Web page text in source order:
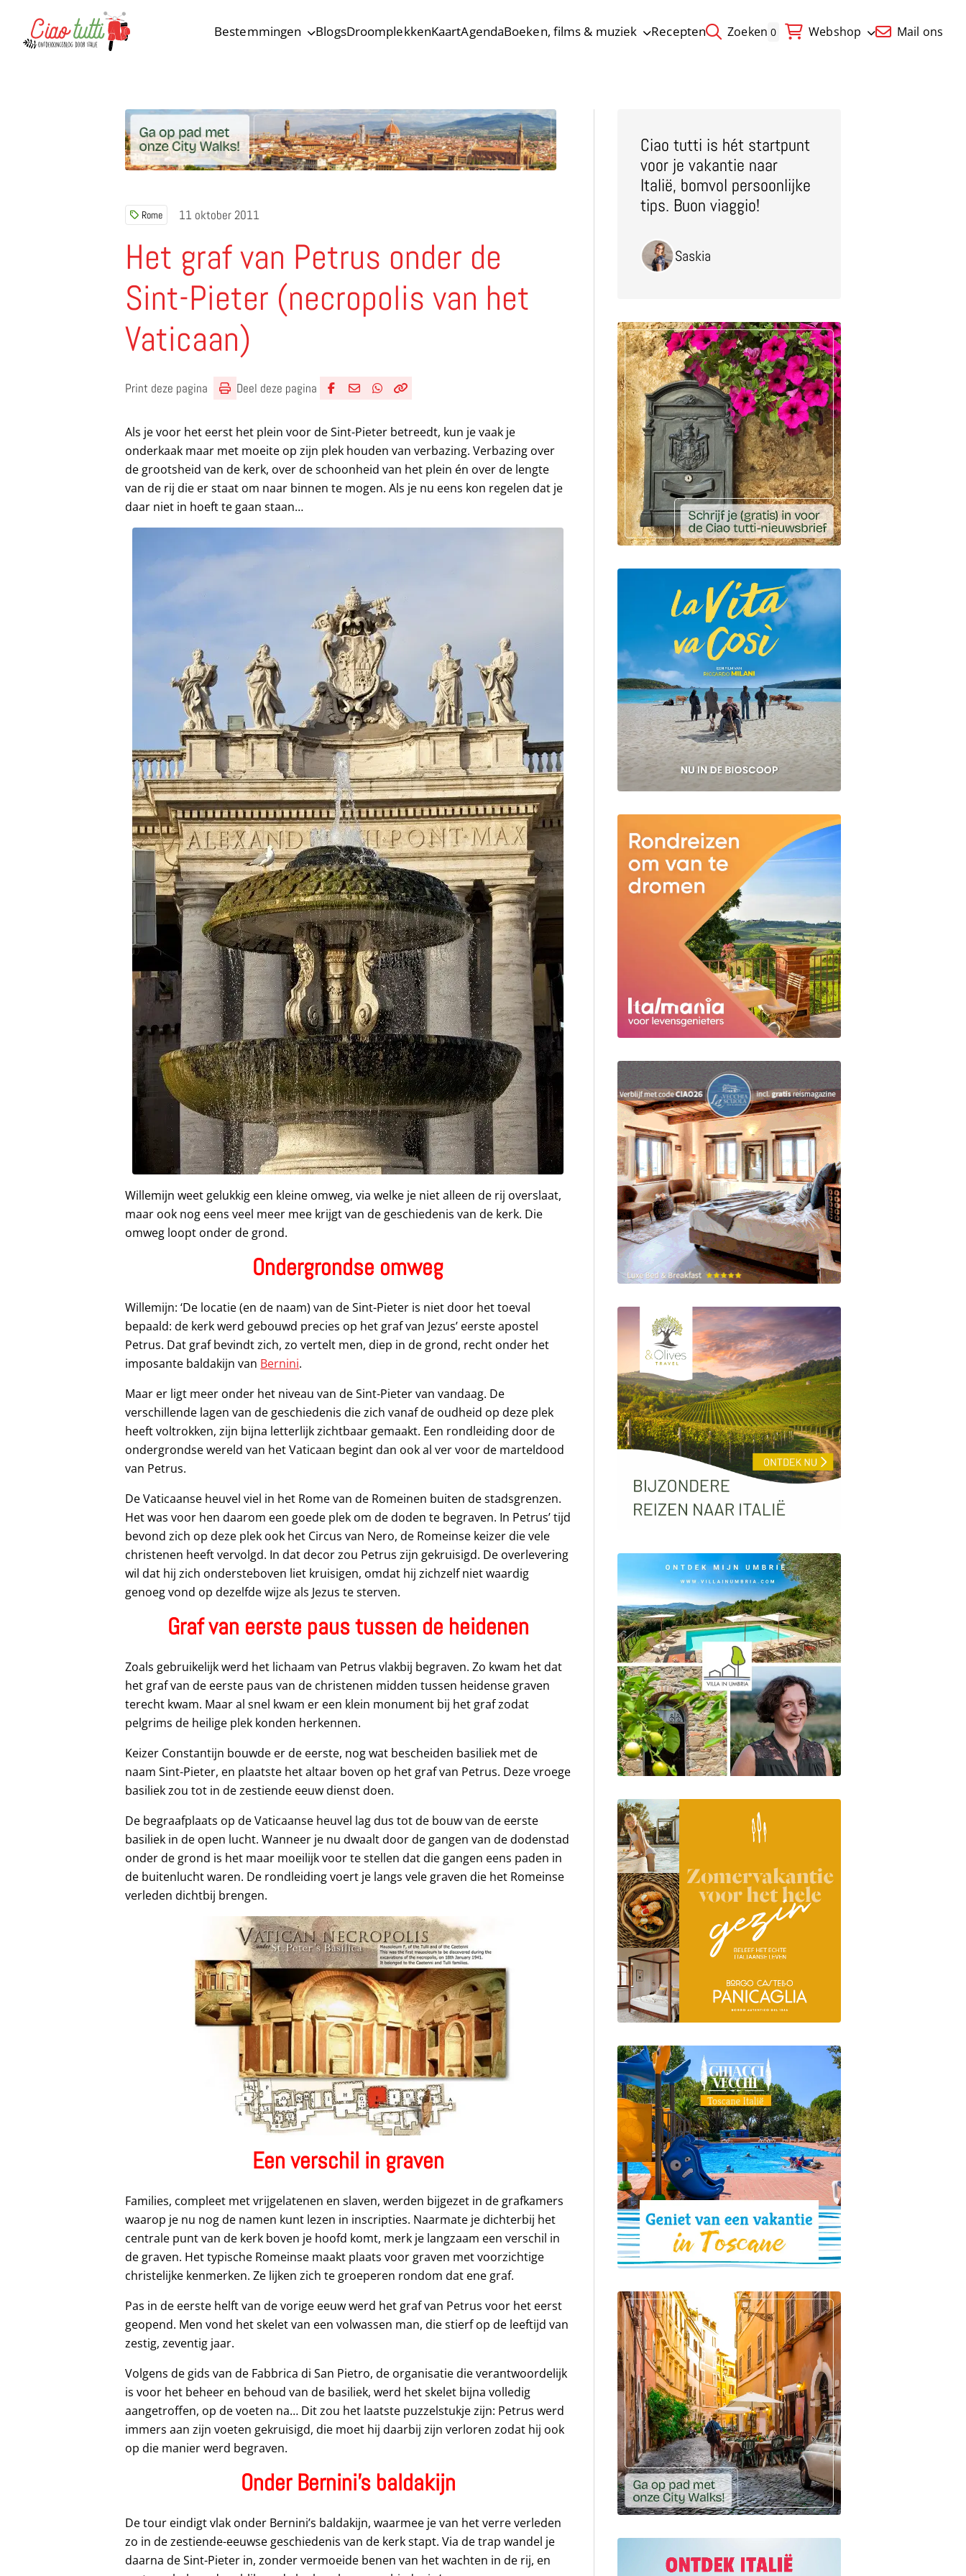
Bestemmingen BlogsDroomplekkenKaartAgendaBoeken, films & muziek Recepten Zoeken 0 Webshop Mail ons
Rome 11 oktober 2011
Het graf van Petrus onder de
Sint-Pieter (necropolis van het
Vaticaan)
Print deze pagina
Deel deze pagina
Als je voor het eerst het plein voor de Sint-Pieter betreedt, kun je vaak je
onderkaak maar met moeite op zijn plek houden van verbazing. Verbazing over
de grootsheid van de kerk, over de schoonheid van het plein én over de lengte
van de rij die er staat om naar binnen te mogen. Als je nu eens kon regelen dat je
daar niet in hoeft te gaan staan…
Willemijn weet gelukkig een kleine omweg, via welke je niet alleen de rij overslaat,
maar ook nog eens veel meer mee krijgt van de geschiedenis van de kerk. Die
omweg loopt onder de grond.
Ondergrondse omweg
Willemijn: ‘De locatie (en de naam) van de Sint-Pieter is niet door het toeval
bepaald: de kerk werd gebouwd precies op het graf van Jezus’ eerste apostel
Petrus. Dat graf bevindt zich, zo vertelt men, diep in de grond, recht onder het
imposante baldakijn van Bernini.
Maar er ligt meer onder het niveau van de Sint-Pieter van vandaag. De
verschillende lagen van de geschiedenis die zich vanaf de oudheid op deze plek
heeft voltrokken, zijn bijna letterlijk zichtbaar gemaakt. Een rondleiding door de
ondergrondse wereld van het Vaticaan begint dan ook al ver voor de marteldood
van Petrus.
De Vaticaanse heuvel viel in het Rome van de Romeinen buiten de stadsgrenzen.
Het was voor hen daarom een goede plek om de doden te begraven. In Petrus’ tijd
bevond zich op deze plek ook het Circus van Nero, de Romeinse keizer die vele
christenen heeft vervolgd. In dat decor zou Petrus zijn gekruisigd. De overlevering
wil dat hij zich ondersteboven liet kruisigen, omdat hij zichzelf niet waardig
genoeg vond op dezelfde wijze als Jezus te sterven.
Graf van eerste paus tussen de heidenen
Zoals gebruikelijk werd het lichaam van Petrus vlakbij begraven. Zo kwam het dat
het graf van de eerste paus van de christenen midden tussen heidense graven
terecht kwam. Maar al snel kwam er een klein monument bij het graf zodat
pelgrims de heilige plek konden herkennen.
Keizer Constantijn bouwde er de eerste, nog wat bescheiden basiliek met de
naam Sint-Pieter, en plaatste het altaar boven op het graf van Petrus. Deze vroege
basiliek zou tot in de zestiende eeuw dienst doen.
De begraafplaats op de Vaticaanse heuvel lag dus tot de bouw van de eerste
basiliek in de open lucht. Wanneer je nu dwaalt door de gangen van de dodenstad
onder de grond is het maar moeilijk voor te stellen dat die gangen eens paden in
de buitenlucht waren. De rondleiding voert je langs vele graven die het Romeinse
verleden dichtbij brengen.
Een verschil in graven
Families, compleet met vrijgelatenen en slaven, werden bijgezet in de grafkamers
waarop je nu nog de namen kunt lezen in inscripties. Naarmate je dichterbij het
centrale punt van de kerk boven je hoofd komt, merk je langzaam een verschil in
de graven. Het typische Romeinse maakt plaats voor graven met voorzichtige
christelijke kenmerken. Ze lijken zich te groeperen rondom dat ene graf.
Pas in de eerste helft van de vorige eeuw werd het graf van Petrus voor het eerst
geopend. Men vond het skelet van een volwassen man, die stierf op de leeftijd van
zestig, zeventig jaar.
Volgens de gids van de Fabbrica di San Pietro, de organisatie die verantwoordelijk
is voor het beheer en behoud van de basiliek, werd het skelet bijna volledig
aangetroffen, op de voeten na… Dit zou het laatste puzzelstukje zijn: Petrus werd
immers aan zijn voeten gekruisigd, die moet hij daarbij zijn verloren zodat hij ook
op die manier werd begraven.
Onder Bernini’s baldakijn
De tour eindigt vlak onder Bernini’s baldakijn, waarmee je van het verre verleden
zo in de zestiende-eeuwse geschiedenis van de kerk stapt. Via de trap wandel je
daarna de Sint-Pieter in, zonder vermoeide benen van het wachten in de rij, en
Ciao tutti is hét startpunt
voor je vakantie naar
Italië, bomvol persoonlijke
tips. Buon viaggio!
Saskia